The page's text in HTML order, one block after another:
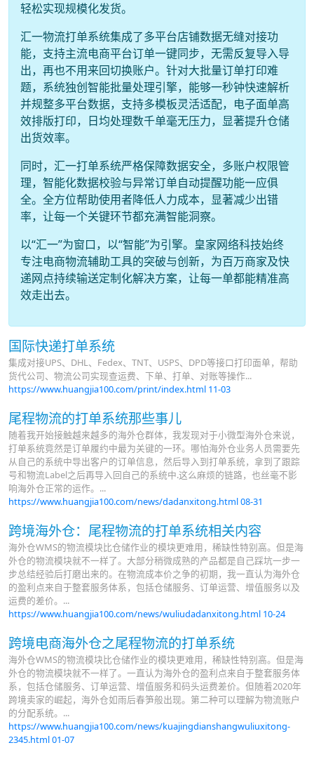
轻松实现规模化发货。
汇一物流打单系统集成了多平台店铺数据无缝对接功
能，支持主流电商平台订单一键同步，无需反复导入导
出，再也不用来回切换账户。针对大批量订单打印难
题，系统独创智能批量处理引擎，能够一秒钟快速解析
并规整多平台数据，支持多模板灵活适配，电子面单高
效排版打印，日均处理数千单毫无压力，显著提升仓储
出货效率。
同时，汇一打单系统严格保障数据安全，多账户权限管
理，智能化数据校验与异常订单自动提醒功能一应俱
全。全方位帮助使用者降低人力成本，显著减少出错
率，让每一个关键环节都充满智能洞察。
以“汇一”为窗口，以“智能”为引擎。皇家网络科技始终
专注电商物流辅助工具的突破与创新，为百万商家及快
递网点持续输送定制化解决方案，让每一单都能精准高
效走出去。
国际快递打单系统
集成对接UPS、DHL、Fedex、TNT、USPS、DPD等接口打印面单，帮助
货代公司、物流公司实现查运费、下单、打单、对账等操作...
https://www.huangjia100.com/print/index.html 11-03
尾程物流的打单系统那些事儿
随着我开始接触越来越多的海外仓群体，我发现对于小微型海外仓来说，
打单系统竟然是订单履约中最为关键的一环。哪怕海外仓业务人员需要先
从自己的系统中导出客户的订单信息，然后导入到打单系统，拿到了跟踪
号和物流Label之后再导入回自己的系统中.这么麻烦的链路，也丝毫不影
响海外仓正常的运作。...
https://www.huangjia100.com/news/dadanxitong.html08-31
跨境海外仓：尾程物流的打单系统相关内容
海外仓WMS的物流模块比仓储作业的模块更难用，稀缺性特别高。但是海
外仓的物流模块就不一样了。大部分稍微成熟的产品都是自己踩坑一步一
步总结经验后打磨出来的。在物流成本价之争的初期，我一直认为海外仓
的盈利点来自于整套服务体系，包括仓储服务、订单运营、增值服务以及
运费的差价。...
https://www.huangjia100.com/news/wuliudadanxitong.html 10-24
跨境电商海外仓之尾程物流的打单系统
海外仓WMS的物流模块比仓储作业的模块更难用，稀缺性特别高。但是海
外仓的物流模块就不一样了。一直认为海外仓的盈利点来自于整套服务体
系，包括仓储服务、订单运营、增值服务和码头运费差价。但随着2020年
跨境卖家的崛起，海外仓如雨后春笋般出现。第二种可以理解为物流账户
的分配系统。...
https://www.huangjia100.com/news/kuajingdianshangwuliuxitong-
2345.html01-07